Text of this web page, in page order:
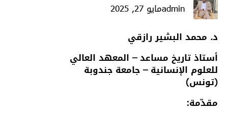
adminمايو 27, 2025
د. محمد البشير رازقي
أستاذ تاريخ مساعد – المعهد العالي
للعلوم الإنسانية – جامعة جندوبة
(تونس)
مقدّمة: